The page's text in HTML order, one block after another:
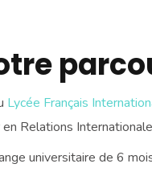
Lycée Français
Relations
universitaire de 6